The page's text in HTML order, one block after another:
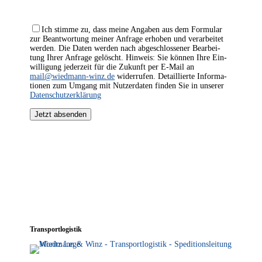
Ich stim­me zu, dass mei­ne Anga­ben aus dem For­mu­lar
zur Beant­wor­tung mei­ner Anfra­ge erho­ben und ver­ar­bei­tet
wer­den. Die Daten wer­den nach abge­schlos­se­ner Bear­bei­
tung Ihrer Anfra­ge gelöscht. Hin­weis: Sie kön­nen Ihre Ein­
wil­li­gung jeder­zeit für die Zukunft per E‑Mail an
mail@wiedmann-winz.de wider­ru­fen. Detail­lier­te Infor­ma­
tio­nen zum Umgang mit Nut­zer­da­ten fin­den Sie in unse­rer
Daten­schutz­er­klä­rung
Jetzt absenden
Trans­port­lo­gis­tik